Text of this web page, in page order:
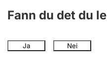
Fann du det du
Ja Nei